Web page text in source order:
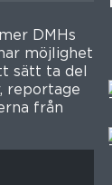
DMHs
möjlighet
sätt ta del
reportage
från